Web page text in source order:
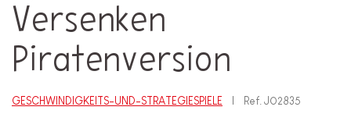
Versenken
Piratenversion
GESCHWINDIGKEITS-UND-STRATEGIESPIELE Ref.J02835